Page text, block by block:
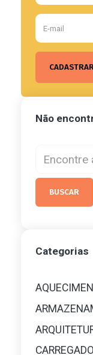
Não
Categorias